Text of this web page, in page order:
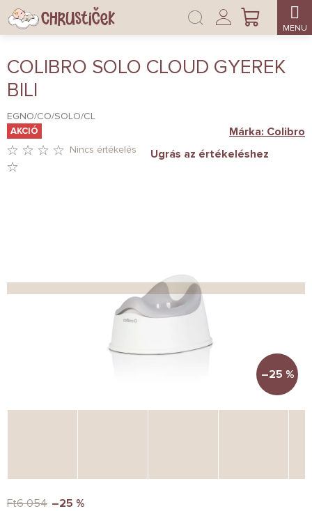
Ugrás
fő
KOSÁR
Bejelentkezés
COLIBRO SOLO CLOUD GYEREK
BILI
EGNO/CO/SOLO/CL
AKCIÓ
CSILLAG.
Nincs értékelés Ugrás az értékeléshez
Márka: Colibro
–25 %
Ft6 054 –25 %